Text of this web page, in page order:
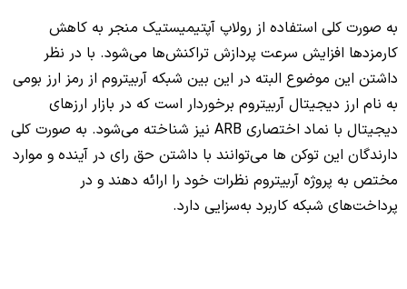
به صورت کلی استفاده از رولاپ آپتیمیستیک منجر به کاهش
کارمزدها افزایش سرعت پردازش تراکنش‌ها می‌شود. با در نظر
داشتن این موضوع البته در این بین شبکه آربیتروم از رمز ارز بومی
به نام ارز دیجیتال آربیتروم برخوردار است که در بازار ارزهای
دیجیتال با نماد اختصاری ARB نیز شناخته می‌شود. به صورت کلی
دارندگان این توکن ها می‌توانند با داشتن حق رای در آینده و موارد
مختص به پروژه آربیتروم نظرات خود را ارائه دهند و در
پرداخت‌های شبکه کاربرد به‌سزایی دارد.